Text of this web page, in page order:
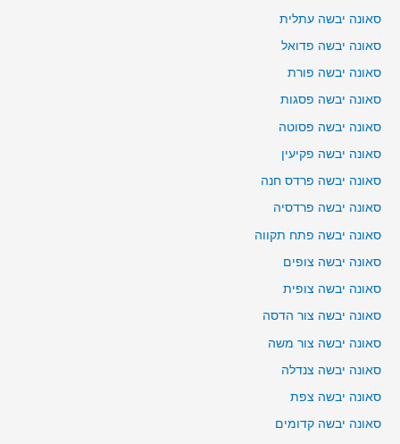
סאונה יבשה עתלית
סאונה יבשה פדואל
סאונה יבשה פורת
סאונה יבשה פסגות
סאונה יבשה פסוטה
סאונה יבשה פקיעין
סאונה יבשה פרדס חנה
סאונה יבשה פרדסיה
סאונה יבשה פתח תקווה
סאונה יבשה צופים
סאונה יבשה צופית
סאונה יבשה צור הדסה
סאונה יבשה צור משה
סאונה יבשה צנדלה
סאונה יבשה צפת
סאונה יבשה קדומים